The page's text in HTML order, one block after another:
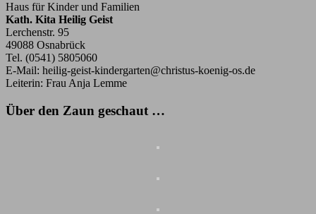
Haus für Kinder und Familien
Kath. Kita Heilig Geist
Lerchenstr. 95
49088 Osnabrück
Tel. (0541) 5805060
E-Mail: heilig-geist-kindergarten@christus-koenig-os.de
Leiterin: Frau Anja Lemme
Über den Zaun geschaut …